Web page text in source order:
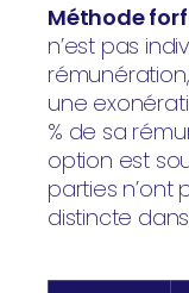
Méthode
n’est pas
une
% de sa
option est
parties n’ont
distincte